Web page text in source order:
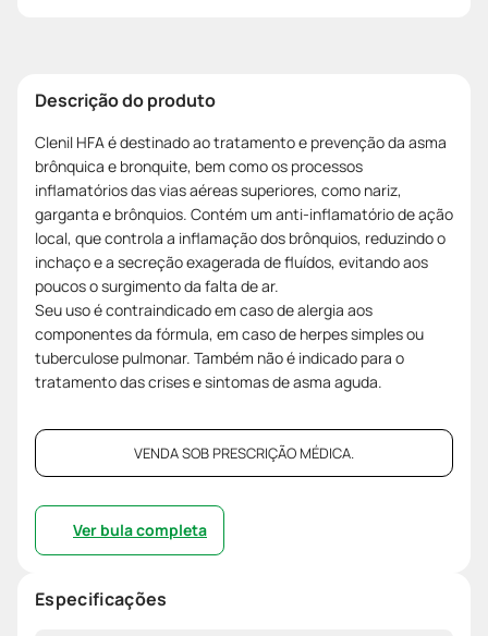
Descrição do produto
Clenil HFA é destinado ao tratamento e prevenção da asma
brônquica e bronquite, bem como os processos
inflamatórios das vias aéreas superiores, como nariz,
garganta e brônquios. Contém um anti-inflamatório de ação
local, que controla a inflamação dos brônquios, reduzindo o
inchaço e a secreção exagerada de fluídos, evitando aos
poucos o surgimento da falta de ar.
Seu uso é contraindicado em caso de alergia aos
componentes da fórmula, em caso de herpes simples ou
tuberculose pulmonar. Também não é indicado para o
tratamento das crises e sintomas de asma aguda.
VENDA SOB PRESCRIÇÃO MÉDICA.
Ver bula completa
Especificações